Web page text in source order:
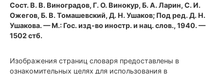
Сост. В. В. Виноградов, Г. О. Винокур, Б. А. Ларин, С. И.
Ожегов, Б. В. Томашевский, Д. Н. Ушаков; Под ред. Д. Н.
Ушакова. — М.: Гос. изд-во иностр. и нац. слов., 1940. —
1502 стб.
Изображения страниц словаря предоставлены в
ознакомительных целях для использования в